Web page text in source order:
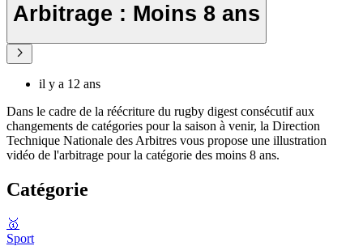
Arbitrage : Moins 8 ans
il y a 12 ans
Dans le cadre de la réécriture du rugby digest consécutif aux
changements de catégories pour la saison à venir, la Direction
Technique Nationale des Arbitres vous propose une illustration
vidéo de l'arbitrage pour la catégorie des moins 8 ans.
Catégorie
🥇
Sport